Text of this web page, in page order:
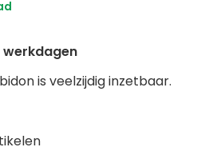
werkdagen
is veelzijdig inzetbaar.